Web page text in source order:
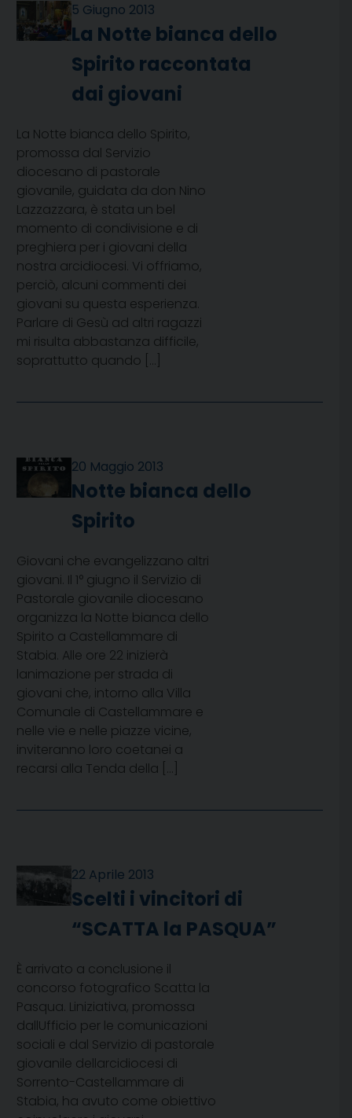
5 Giugno 2013
La Notte bianca dello
Spirito raccontata
dai giovani
La Notte bianca dello Spirito,
promossa dal Servizio
diocesano di pastorale
giovanile, guidata da don Nino
Lazzazzara, è stata un bel
momento di condivisione e di
preghiera per i giovani della
nostra arcidiocesi. Vi offriamo,
perciò, alcuni commenti dei
giovani su questa esperienza.
Parlare di Gesù ad altri ragazzi
mi risulta abbastanza difficile,
soprattutto quando […]
20 Maggio 2013
Notte bianca dello
Spirito
Giovani che evangelizzano altri
giovani. Il 1° giugno il Servizio di
Pastorale giovanile diocesano
organizza la Notte bianca dello
Spirito a Castellammare di
Stabia. Alle ore 22 inizierà
lanimazione per strada di
giovani che, intorno alla Villa
Comunale di Castellammare e
nelle vie e nelle piazze vicine,
inviteranno loro coetanei a
recarsi alla Tenda della […]
22 Aprile 2013
Scelti i vincitori di
“SCATTA la PASQUA”
È arrivato a conclusione il
concorso fotografico Scatta la
Pasqua. Liniziativa, promossa
dallUfficio per le comunicazioni
sociali e dal Servizio di pastorale
giovanile dellarcidiocesi di
Sorrento-Castellammare di
Stabia, ha avuto come obiettivo